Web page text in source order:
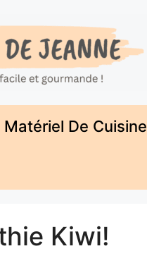
Matériel De Cuisine
Kiwi!